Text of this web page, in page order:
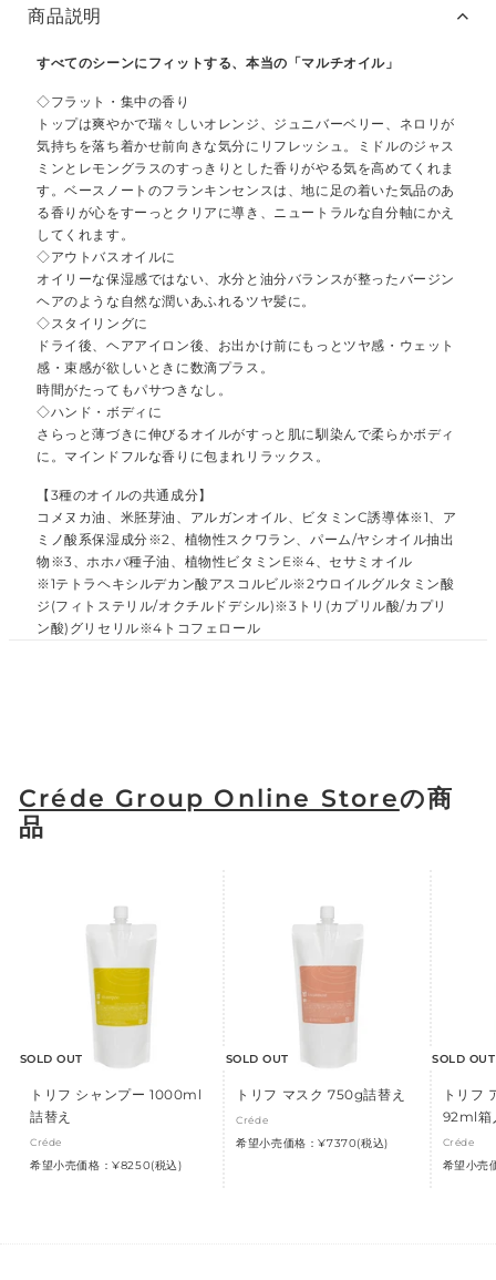
商品説明
すべてのシーンにフィットする、本当の「マルチオイル」
◇フラット・集中の香り
トップは爽やかで瑞々しいオレンジ、ジュニバーベリー、ネロリが
気持ちを落ち着かせ前向きな気分にリフレッシュ。ミドルのジャス
ミンとレモングラスのすっきりとした香りがやる気を高めてくれま
す。ベースノートのフランキンセンスは、地に足の着いた気品のあ
る香りが心をすーっとクリアに導き、ニュートラルな自分軸にかえ
してくれます。
◇アウトバスオイルに
オイリーな保湿感ではない、水分と油分バランスが整ったバージン
ヘアのような自然な潤いあふれるツヤ髪に。
◇スタイリングに
ドライ後、ヘアアイロン後、お出かけ前にもっとツヤ感・ウェット
感・束感が欲しいときに数滴プラス。
時間がたってもパサつきなし。
◇ハンド・ボディに
さらっと薄づきに伸びるオイルがすっと肌に馴染んで柔らかボディ
に。マインドフルな香りに包まれリラックス。
【3種のオイルの共通成分】
コメヌカ油、米胚芽油、アルガンオイル、ビタミンC誘導体※1、ア
ミノ酸系保湿成分※2、植物性スクワラン、パーム/ヤシオイル抽出
物※3、ホホバ種子油、植物性ビタミンE※4、セサミオイル
※1テトラヘキシルデカン酸アスコルビル※2ウロイルグルタミン酸
ジ(フィトステリル/オクチルドデシル)※3トリ(カプリル酸/カプリ
ン酸)グリセリル※4トコフェロール
Créde Group Online Storeの商
品
SOLD OUT
トリフ シャンプー 1000ml
詰替え
Créde
希望小売価格：¥8250(税込)
SOLD OUT
トリフ マスク 750g詰替え
Créde
希望小売価格：¥7370(税込)
SOLD OUT
トリフ
92ml箱
Créde
希望小売